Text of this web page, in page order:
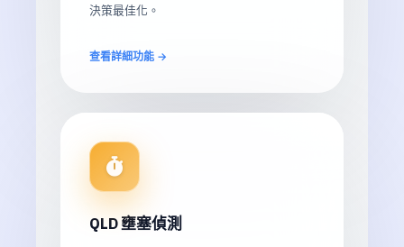
決策最佳化。
查看詳細功能 →
QLD 壅塞偵測